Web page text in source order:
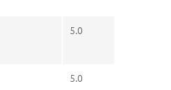
5.0
5.0